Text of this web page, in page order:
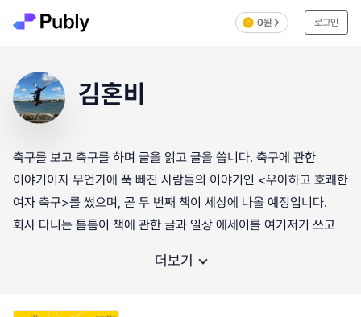
0원 로그인
김혼비
축구를 보고 축구를 하며 글을 읽고 글을 씁니다. 축구에 관한
이야기이자 무언가에 푹 빠진 사람들의 이야기인 <우아하고 호쾌한
여자 축구>를 썼으며, 곧 두 번째 책이 세상에 나올 예정입니다.
회사 다니는 틈틈이 책에 관한 글과 일상 에세이를 여기저기 쓰고
더보기